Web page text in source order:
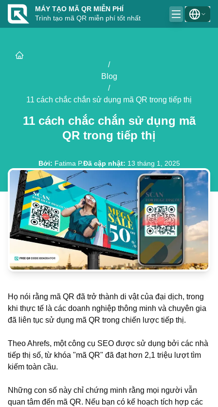
MÁY TẠO MÃ QR MIỄN PHÍ
Trình tạo mã QR miễn phí tốt nhất
/
Blog
/
11 cách chắc chắn sử dụng mã QR trong tiếp thị
11 cách chắc chắn sử dụng mã
QR trong tiếp thị
Bởi: Fatima P.Đã cập nhật: 13 tháng 1, 2025
Họ nói rằng mã QR đã trở thành di vật của đại dịch, trong
khi thực tế là các doanh nghiệp thông minh và chuyên gia
đã liên tục sử dụng mã QR trong chiến lược tiếp thị.
Theo Ahrefs, một công cụ SEO được sử dụng bởi các nhà
tiếp thị số, từ khóa "mã QR" đã đạt hơn 2,1 triệu lượt tìm
kiếm toàn cầu.
Những con số này chỉ chứng minh rằng mọi người vẫn
quan tâm đến mã QR. Nếu bạn có kế hoạch tích hợp các